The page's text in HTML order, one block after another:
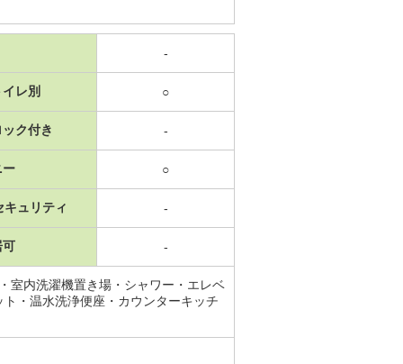
-
レ別 ○
ク付き -
ー ○
キュリティ -
可 -
室内洗濯機置き場・シャワー・エレベ
・温水洗浄便座・カウンターキッチ